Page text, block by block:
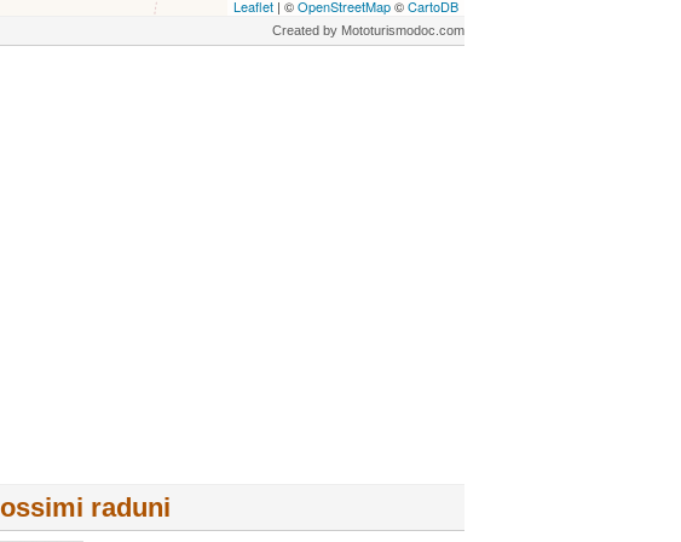
Leaflet| ©OpenStreetMap©CartoDB
Created by Mototurismodoc.com
raduni